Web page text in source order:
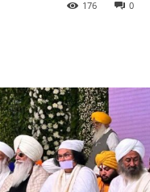
0
176